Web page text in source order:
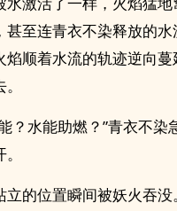
甚至连青衣不染释放的
焰顺着水流的轨迹逆向
？水能助燃？”青衣不染
立的位置瞬间被妖火吞没。